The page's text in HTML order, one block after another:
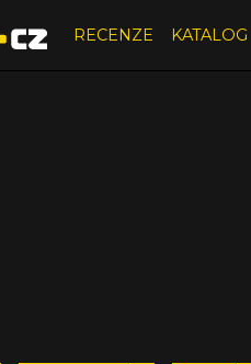
RECENZE KATALOG